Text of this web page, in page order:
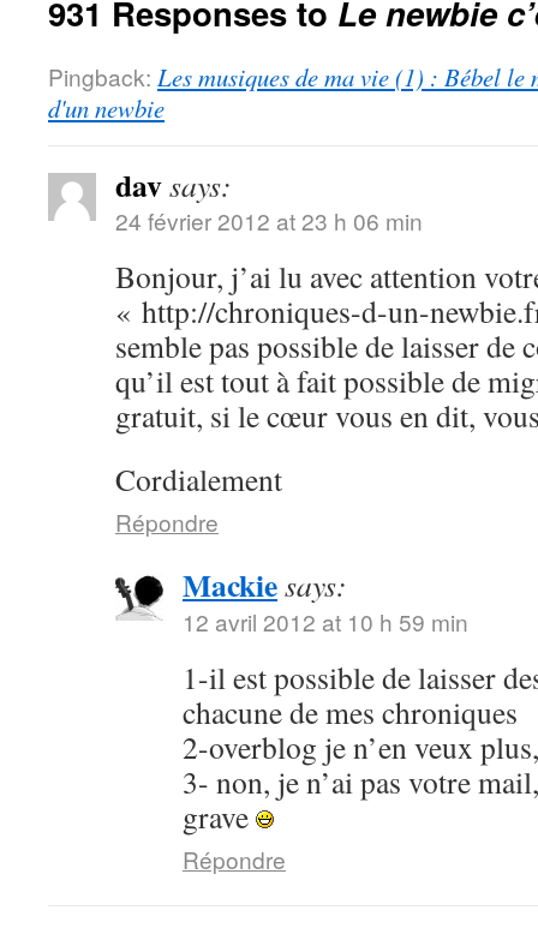
931 Responses to Le newbie
Pingback: Les musiques de ma vie (1) : Bébel le
d'un newbie
davsays:
24 février 2012 at 23 h 06 min
Bonjour, j’ai lu avec attention
« http://chroniques-d-un-
semble pas possible de laisser de
qu’il est tout à fait possible de
gratuit, si le cœur vous en dit,
Cordialement
Répondre
Mackiesays:
12 avril 2012 at 10 h 59 min
1-il est possible de laisser
chacune de mes chroniques
2-overblog je n’en veux
3- non, je n’ai pas votre
grave
Répondre